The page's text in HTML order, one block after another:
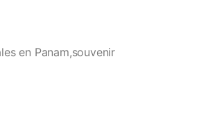
en Panam,souvenir